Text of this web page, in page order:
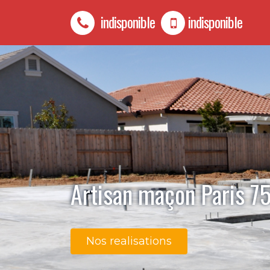
indisponible indisponible
Artisan maçon Paris
Nos realisations